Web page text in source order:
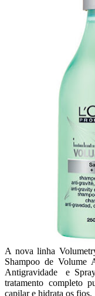
A nova linha
Shampoo de Volume
Antigravidade e
tratamento completo
capilar e hidrata os fios.